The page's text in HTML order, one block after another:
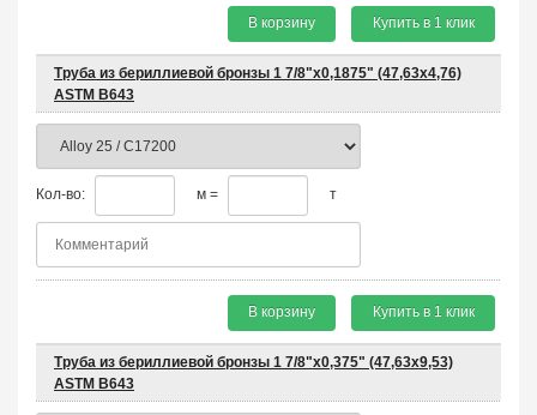
В корзину Купить в 1 клик
Труба из бериллиевой бронзы 1 7/8"х0,1875" (47,63х4,76)
ASTM B643
Кол-во: м = т
В корзину Купить в 1 клик
Труба из бериллиевой бронзы 1 7/8"х0,375" (47,63х9,53)
ASTM B643